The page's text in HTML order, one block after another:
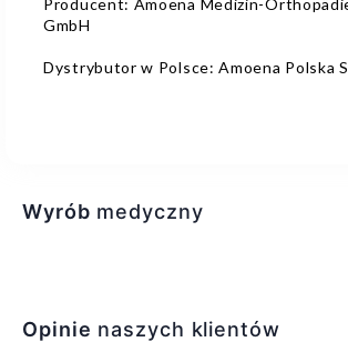
GmbH
Dystrybutor w Polsce: Amoena Polska
Wyrób medyczny
Opinie naszych klientów